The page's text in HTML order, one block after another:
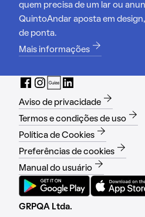
quem precisa de um lar ou
QuintoAndar aposta em
de ponta.
Mais informações
Aviso de privacidade
Termos e condições de uso
Política de Cookies
Preferências de cookies
Manual do usuário
GRPQA Ltda.